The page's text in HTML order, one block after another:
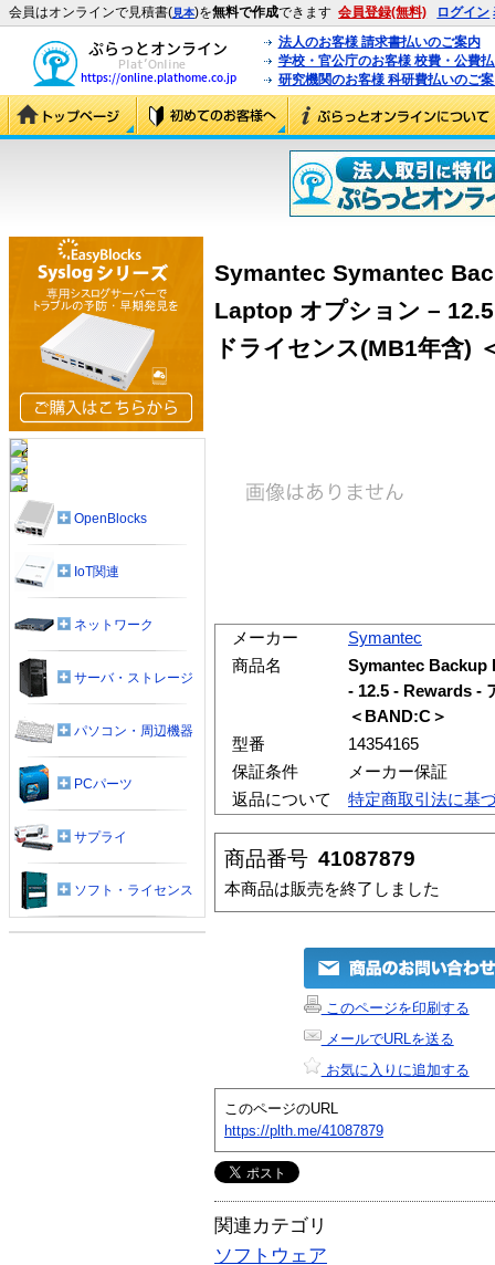
会員はオンラインで見積書(見本)を無料で作成できます 会員登録(無料) ログイン
法人のお客様 請求書払いのご案内
学校・官公庁のお客様 校費・公費
研究機関のお客様 科研費払いのご
Symantec Symantec
Laptop オプション –
ドライセンス(MB1年含)
メーカー
Symantec
商品名
Symantec Backup
- 12.5 - Rewards -
＜BAND:C＞
型番
14354165
保証条件
メーカー保証
返品について
特定商取引法に基
商品番号 41087879
本商品は販売を終了しました
このページを印刷する
メールでURLを送る
お気に入りに追加する
このページのURL
https://plth.me/41087879
関連カテゴリ
ソフトウェア
OpenBlocks
IoT関連
ネットワーク
サーバ・ストレージ
パソコン・周辺機器
PCパーツ
サプライ
ソフト・ライセンス